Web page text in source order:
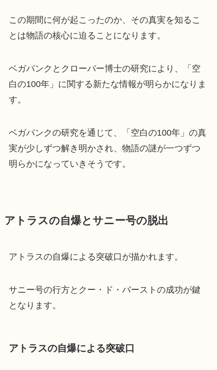
この期間に何が起こったのか、その真実を知るこ
とは物語の核心に迫ることになります。
ベガパンクとクローバー博士の研究により、「空
白の100年」に関する新たな情報が明らかになりま
す。
ベガパンクの研究を通じて、「空白の100年」の真
実が少しずつ解き明かされ、物語の謎が一つずつ
明らかになっていきそうです。
アトラスの自爆とサニー号の脱出
アトラスの自爆による突破口が描かれます。
サニー号の行方とクー・ド・バーストの成功が鍵
となります。
アトラスの自爆による突破口